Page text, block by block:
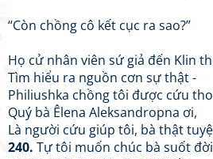
“Còn chồng cô kết cục ra sao?”
Họ cử nhân viên sứ giả đến Klin
Tìm hiểu ra nguồn cơn sự thật -
Philiushka chồng tôi được cứu
Quý bà Êlena Aleksandropna ơi,
Là người cứu giúp tôi, bà thật
240. Tự tôi muốn chúc bà suốt